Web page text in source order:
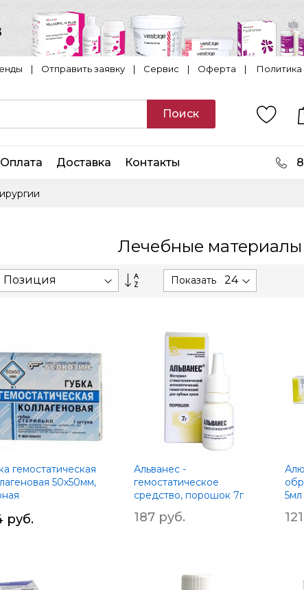
| Отправить заявку| Сервис | Оферта | Политика
Поиск
Оплата Доставка Контакты
Лечебные
Сортируется
по
убыванию
Показать
гемостатическая
50х50мм,
руб.
Альванес -
гемостатическое
средство, порошок 7г
187 руб.
5мл